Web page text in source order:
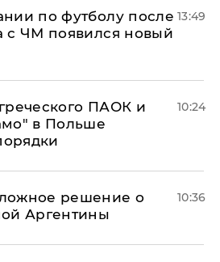
по футболу после
с ЧМ появился новый
13:49
ПАОК и
в Польше
10:24
решение о
Аргентины
10:36